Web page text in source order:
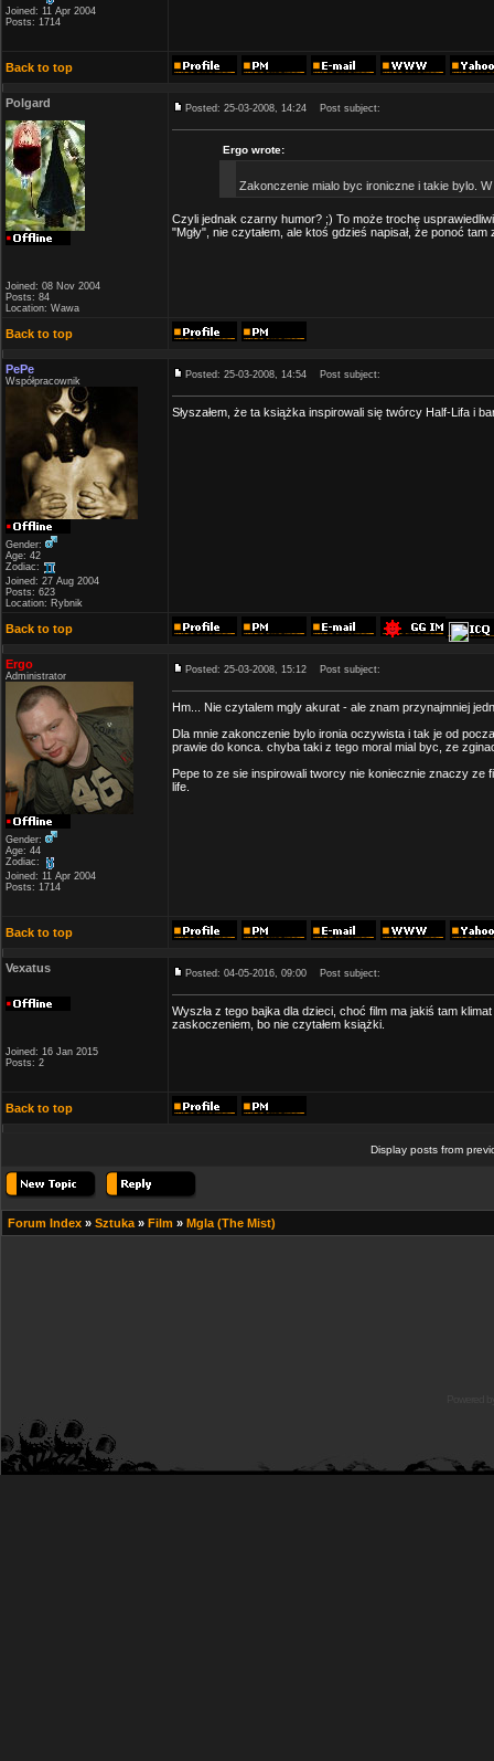
Joined: 11 Apr 2004
Posts: 1714
Back to top
Polgard
Joined: 08 Nov 2004
Posts: 84
Location: Wawa
Posted: 25-03-2008, 14:24 Post subject:
Ergo wrote:
Zakonczenie mialo byc ironiczne i takie bylo.
Czyli jednak czarny humor? ;) To może trochę
"Mgły", nie czytałem, ale ktoś gdzieś napisał, że ponoć
Back to top
PePe
Współpracownik
Gender:
Age: 42
Zodiac:
Joined: 27 Aug 2004
Posts: 623
Location: Rybnik
Posted: 25-03-2008, 14:54 Post subject:
Słyszałem, że ta książka inspirowali się twórcy Half-Lifa i
Back to top
Ergo
Administrator
Gender:
Age: 44
Zodiac:
Joined: 11 Apr 2004
Posts: 1714
Posted: 25-03-2008, 15:12 Post subject:
Hm... Nie czytalem mgly akurat - ale znam przynajmniej
Dla mnie zakonczenie bylo ironia oczywista i tak je od
prawie do konca. chyba taki z tego moral mial byc, ze
Pepe to ze sie inspirowali tworcy nie koniecznie znaczy ze
life.
Back to top
Vexatus
Joined: 16 Jan 2015
Posts: 2
Posted: 04-05-2016, 09:00 Post subject:
Wyszła z tego bajka dla dzieci, choć film ma jakiś tam
zaskoczeniem, bo nie czytałem książki.
Back to top
Display posts from
Forum Index » Sztuka » Film » Mgla (The Mist)